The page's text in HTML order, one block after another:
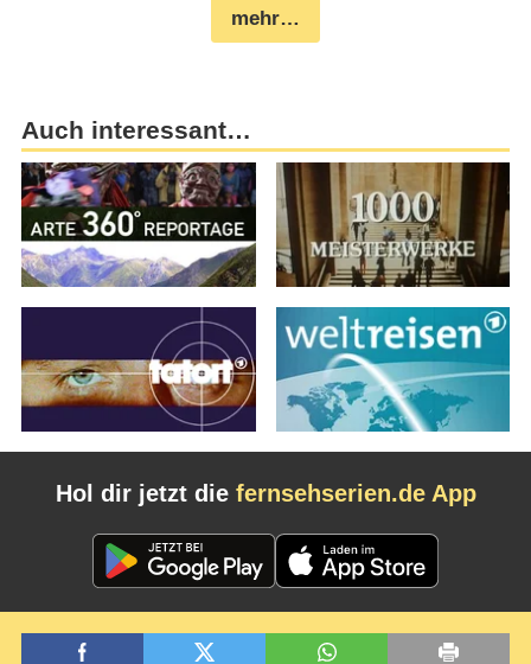
mehr…
Auch interessant…
Hol dir jetzt die fernsehserien.de App